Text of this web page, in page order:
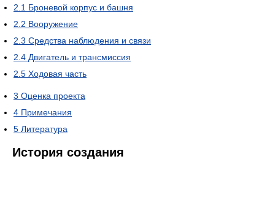
2.1 Броневой корпус и башня
2.2 Вооружение
2.3 Средства наблюдения и связи
2.4 Двигатель и трансмиссия
2.5 Ходовая часть
3 Оценка проекта
4 Примечания
5 Литература
История создания